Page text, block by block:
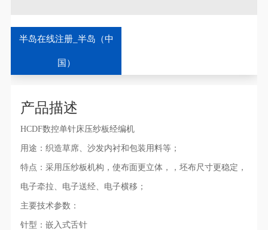
特别说明：产品图片以及参数跟实际产品略有差异。
半岛在线注册_半岛（中
国）
产品描述
HCDF数控单针床压纱板经编机
用途：织造草席、沙发内衬和包装用料等；
特点：采用压纱板机构，使布面更立体，，坯布尺寸更稳定，
电子牵拉、电子送经、电子横移；
主要技术参数：
针型：嵌入式舌针